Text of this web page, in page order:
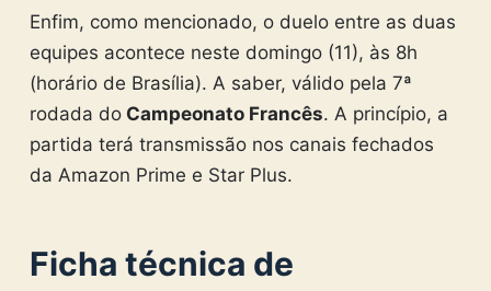
Enfim, como mencionado, o duelo entre as duas
equipes acontece neste domingo (11), às 8h
(horário de Brasília). A saber, válido pela 7ª
rodada doCampeonato Francês. A princípio, a
partida terá transmissão nos canais fechados
da Amazon Prime e Star Plus.
Ficha técnica de